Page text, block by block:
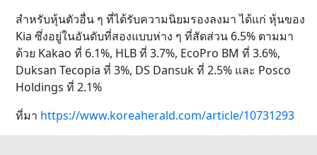
สำหรับหุ้นตัวอื่น ๆ ที่ได้รับความนิยมรองลงมา ได้แก่ หุ้นของ
Kia ซึ่งอยู่ในอันดับที่สองแบบห่าง ๆ ที่สัดส่วน 6.5% ตามมา
ด้วย Kakao ที่ 6.1%, HLB ที่ 3.7%, EcoPro BM ที่ 3.6%,
Duksan Tecopia ที่ 3%, DS Dansuk ที่ 2.5% และ Posco
Holdings ที่ 2.1%
ที่มา https://www.koreaherald.com/article/10731293